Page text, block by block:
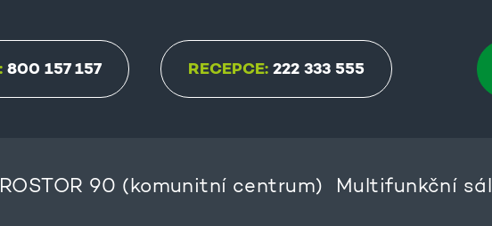
800 157 157 RECEPCE: 222 333 555
90 (komunitní centrum) Multifunkční sál